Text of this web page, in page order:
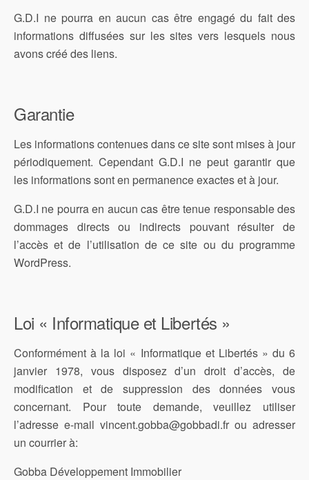
G.D.I ne pourra en aucun cas être engagé du fait des
informations diffusées sur les sites vers lesquels nous
avons créé des liens.
Garantie
Les informations contenues dans ce site sont mises à jour
périodiquement. Cependant G.D.I ne peut garantir que
les informations sont en permanence exactes et à jour.
G.D.I ne pourra en aucun cas être tenue responsable des
dommages directs ou indirects pouvant résulter de
l’accès et de l’utilisation de ce site ou du programme
WordPress.
Loi « Informatique et Libertés »
Conformément à la loi « Informatique et Libertés » du 6
janvier 1978, vous disposez d’un droit d’accès, de
modification et de suppression des données vous
concernant. Pour toute demande, veuillez utiliser
l’adresse e-mail vincent.gobba@gobbadi.fr ou adresser
un courrier à:
Gobba Développement Immobilier